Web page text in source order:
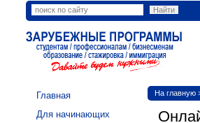
Главная
Для начинающих
На главную